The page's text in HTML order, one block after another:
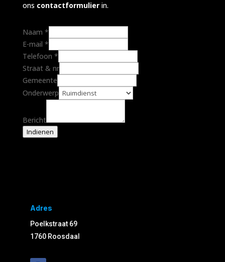
ons contactformulier in.
Naam *
E-mail *
Telefoon *
Straat & nr
Gemeente
Onderwerp
Bericht
Indienen
Adres
Poelkstraat 69
1760 Roosdaal